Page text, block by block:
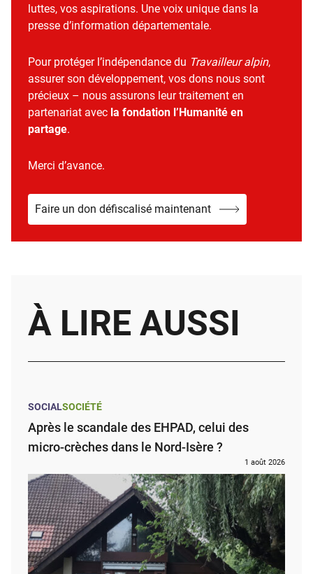
luttes, vos aspirations. Une voix unique dans la
presse d’information départementale.
Pour protéger l’indépendance du Travailleur alpin,
assurer son développement, vos dons nous sont
précieux – nous assurons leur traitement en
partenariat avec la fondation l’Humanité en
partage.
Merci d’avance.
Faire un don défiscalisé maintenant
À LIRE AUSSI
SOCIALSOCIÉTÉ
Après le scandale des EHPAD, celui des
micro-crèches dans le Nord-Isère ?
1 août 2026